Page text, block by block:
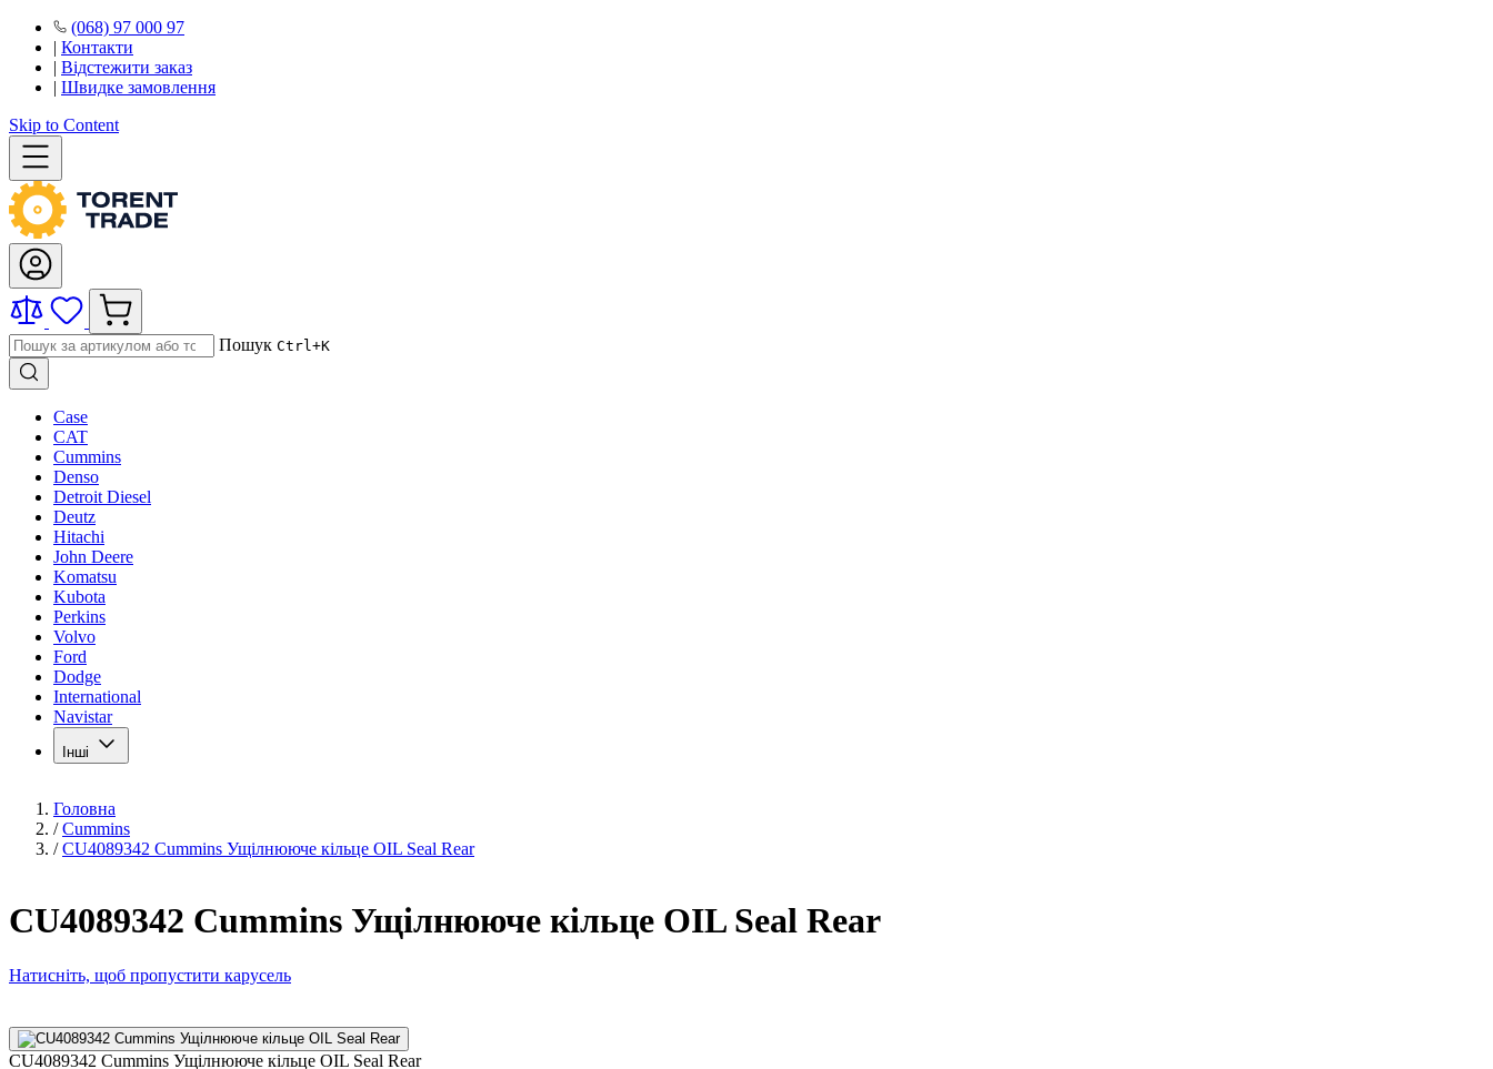
(068) 97 000 97
| Контакти
| Відстежити заказ
| Швидке замовлення
Skip to Content
Пошук Ctrl+K
Case
CAT
Cummins
Denso
Detroit Diesel
Deutz
Hitachi
John Deere
Komatsu
Kubota
Perkins
Volvo
Ford
Dodge
International
Navistar
Інші
Головна
/ Cummins
/ CU4089342 Cummins Ущілнююче кільце OIL Seal Rear
CU4089342 Cummins Ущілнююче кільце OIL Seal Rear
Натисніть, щоб пропустити карусель
CU4089342 Cummins Ущілнююче кільце OIL Seal Rear